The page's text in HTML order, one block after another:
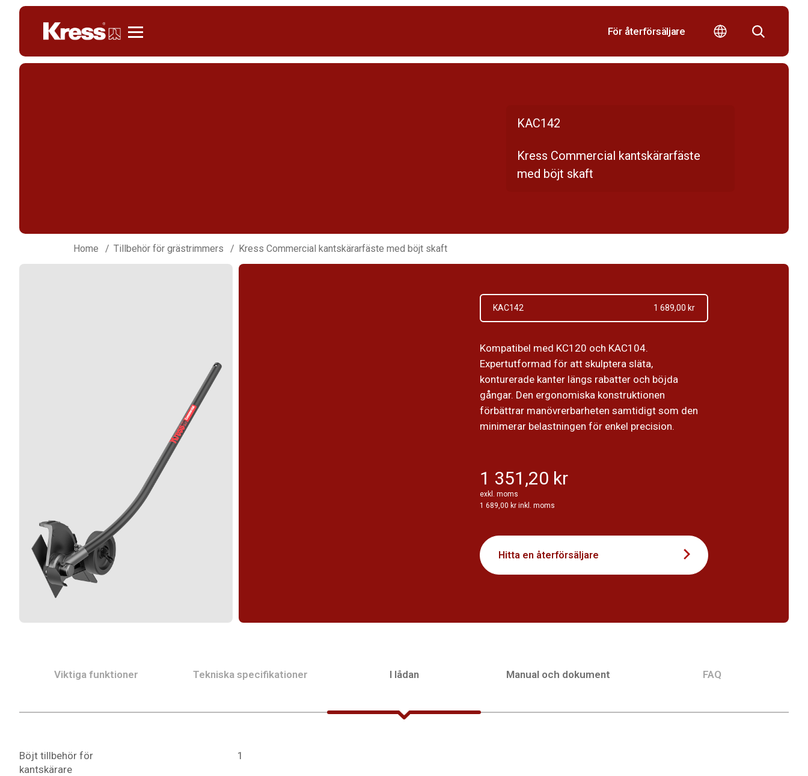
För återförsäljare
KAC142
Kress Commercial kantskärarfäste
med böjt skaft
Home Tillbehör för grästrimmers Kress Commercial kantskärarfäste med böjt skaft
KAC142 1 689,00 kr
Kompatibel med KC120 och KAC104.
Expertutformad för att skulptera släta,
konturerade kanter längs rabatter och böjda
gångar. Den ergonomiska konstruktionen
förbättrar manövrerbarheten samtidigt som den
minimerar belastningen för enkel precision.
1 351,20 kr
exkl. moms
1 689,00 kr inkl. moms
Hitta en återförsäljare
Viktiga funktioner Tekniska specifikationer I lådan Manual och dokument FAQ
Böjt tillbehör för
kantskärare
1